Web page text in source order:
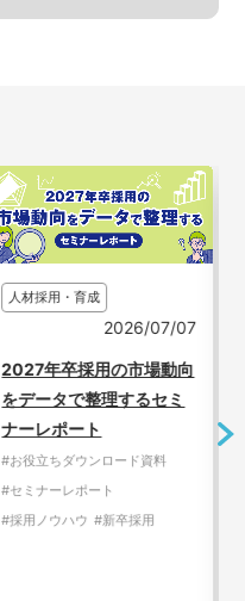
人材採用・育成
2026/07/07
2027年卒採用の市場動向
をデータで整理するセミ
ナーレポート
#お役立ちダウンロード資料
#セミナーレポート
#採用ノウハウ #新卒採用